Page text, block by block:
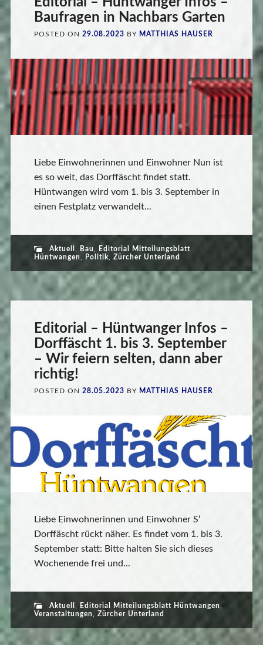
Baufragen in Nachbars Garten
POSTED ON 29.08.2023 BY MATTHIAS HAUSER
Liebe Einwohnerinnen und Einwohner Nun ist
es so weit, das Dorffäscht findet statt.
Hüntwangen wird vom 1. bis 3. September in
einen Festplatz verwandelt...
Aktuell , Bau,
Editorial Mitteilungsblatt
Hüntwangen, Politik, Zürcher Unterland
Editorial – Hüntwanger Infos –
Dorffäscht 1. bis 3. September
– Wir feiern selten, dann aber
richtig!
POSTED ON 28.05.2023 BY MATTHIAS HAUSER
Liebe Einwohnerinnen und Einwohner S‘
Dorffäscht rückt näher. Es findet vom 1. bis 3.
September statt: Bitte halten Sie sich dieses
Wochenende frei und...
Aktuell , Editorial Mitteilungsblatt Hüntwangen,
Veranstaltungen, Zürcher Unterland